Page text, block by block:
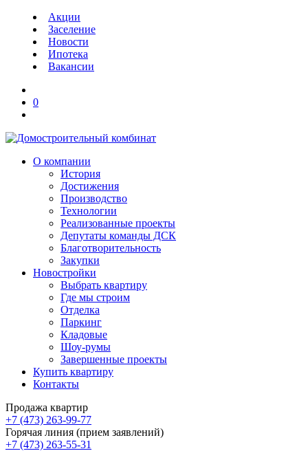
Акции
Заселение
Новости
Ипотека
Вакансии
0
О компании
История
Достижения
Производство
Технологии
Реализованные проекты
Депутаты команды ДСК
Благотворительность
Закупки
Новостройки
Выбрать квартиру
Где мы строим
Отделка
Паркинг
Кладовые
Шоу-румы
Завершенные проекты
Купить квартиру
Контакты
Продажа квартир
+7 (473) 263-99-77
Горячая линия (прием заявлений)
+7 (473) 263-55-31